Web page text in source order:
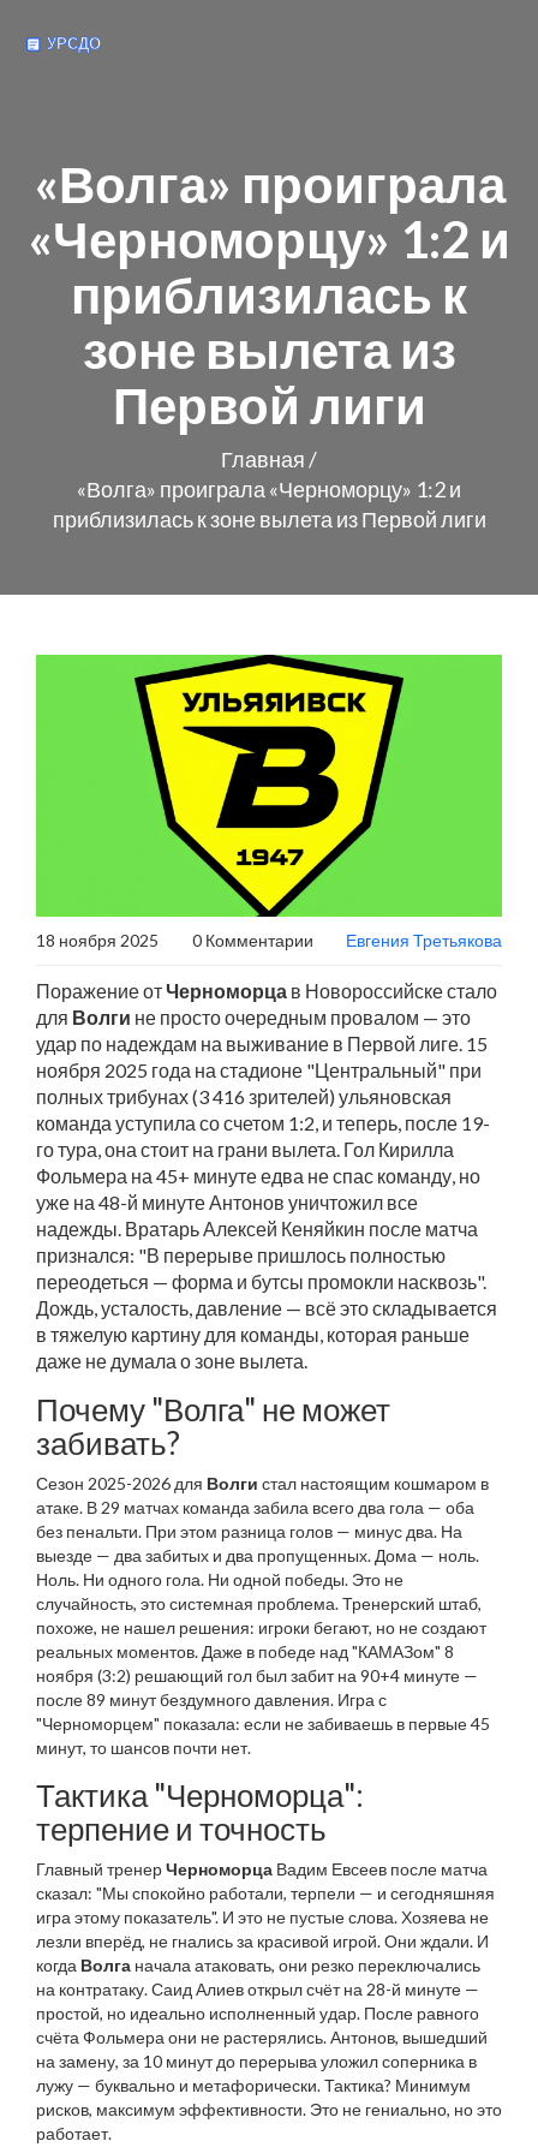
«Волга» проиграла
«Черноморцу» 1:2 и
приблизилась к
зоне вылета из
Первой лиги
Главная/
«Волга» проиграла «Черноморцу» 1:2 и
приблизилась к зоне вылета из Первой лиги
18 ноября 2025 0 Комментарии Евгения Третьякова
Поражение отЧерноморца в Новороссийске стало
для Волги не просто очередным провалом — это
удар по надеждам на выживание в Первой лиге. 15
ноября 2025 года на стадионе "Центральный" при
полных трибунах (3 416 зрителей) ульяновская
команда уступила со счетом 1:2, и теперь, после 19-
го тура, она стоит на грани вылета. Гол Кирилла
Фольмера на 45+ минуте едва не спас команду, но
уже на 48-й минуте Антонов уничтожил все
надежды. Вратарь Алексей Кеняйкин после матча
признался: "В перерыве пришлось полностью
переодеться — форма и бутсы промокли насквозь".
Дождь, усталость, давление — всё это складывается
в тяжелую картину для команды, которая раньше
даже не думала о зоне вылета.
Почему "Волга" не может
забивать?
Сезон 2025-2026 для Волги стал настоящим кошмаром в
атаке. В 29 матчах команда забила всего два гола — оба
без пенальти. При этом разница голов — минус два. На
выезде — два забитых и два пропущенных. Дома — ноль.
Ноль. Ни одного гола. Ни одной победы. Это не
случайность, это системная проблема. Тренерский штаб,
похоже, не нашел решения: игроки бегают, но не создают
реальных моментов. Даже в победе над "КАМАЗом" 8
ноября (3:2) решающий гол был забит на 90+4 минуте —
после 89 минут бездумного давления. Игра с
"Черноморцем" показала: если не забиваешь в первые 45
минут, то шансов почти нет.
Тактика "Черноморца":
терпение и точность
Главный тренерЧерноморца Вадим Евсеев после матча
сказал: "Мы спокойно работали, терпели — и сегодняшняя
игра этому показатель". И это не пустые слова. Хозяева не
лезли вперёд, не гнались за красивой игрой. Они ждали. И
когда Волга начала атаковать, они резко переключались
на контратаку. Саид Алиев открыл счёт на 28-й минуте —
простой, но идеально исполненный удар. После равного
счёта Фольмера они не растерялись. Антонов, вышедший
на замену, за 10 минут до перерыва уложил соперника в
лужу — буквально и метафорически. Тактика? Минимум
рисков, максимум эффективности. Это не гениально, но это
работает.